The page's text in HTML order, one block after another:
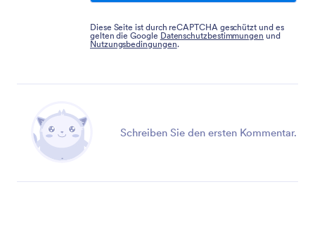
Diese Seite ist durch reCAPTCHA geschützt und es
gelten die Google Datenschutzbestimmungen und
Nutzungsbedingungen.
Schreiben Sie den ersten Kommentar.